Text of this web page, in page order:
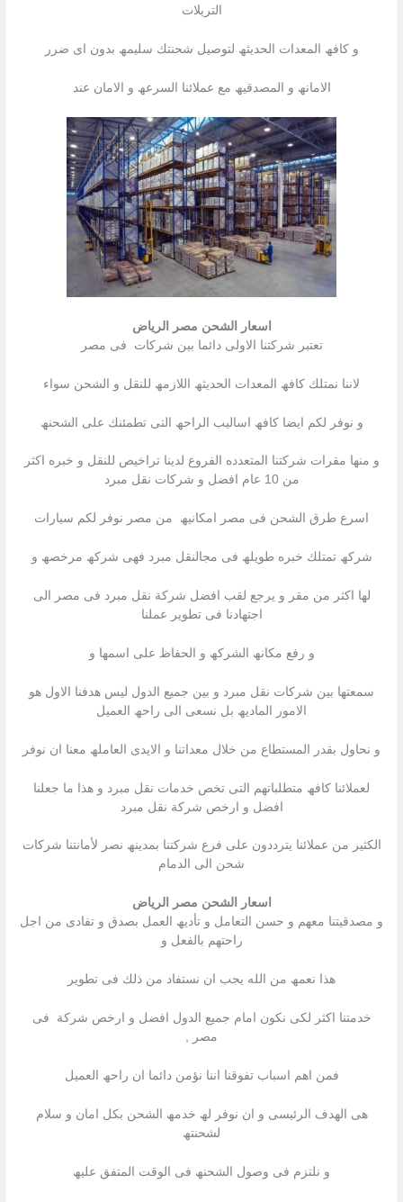
التریلات
و كافھ المعدات الحدیثھ لتوصیل شحنتك سلیمھ بدون اى ضرر
الامانھ و المصدقیھ مع عملائنا السرعھ و الامان عند
اسعار الشحن مصر الرياض
تعتبر شركتنا الاولى دائما بین شركات فى مصر
لاننا نمتلك كافھ المعدات الحدیثھ اللازمھ للنقل و الشحن سواء
و نوفر لكم ایضا كافھ اسالیب الراحھ التى تطمئنك على الشحنھ
و منھا مقرات شركتنا المتعدده الفروع لدینا تراخیص للنقل و خبره اكثر
من 10 عام افضل و شركات نقل مبرد
اسرع طرق الشحن فى مصر امكانیھ من مصر نوفر لكم سیارات
شركھ تمتلك خبره طویلھ فى مجالنقل مبرد فھى شركھ مرخصھ و
لھا اكثر من مقر و یرجع لقب افضل شركة نقل مبرد فى مصر الى
اجتھادنا فى تطویر عملنا
و رفع مكانھ الشركھ و الحفاظ على اسمھا و
سمعتھا بین شركات نقل مبرد و بین جمیع الدول لیس ھدفنا الاول ھو
الامور المادیھ بل نسعى الى راحھ العمیل
و نحاول بقدر المستطاع من خلال معداتنا و الایدى العاملھ معنا ان نوفر
لعملائنا كافھ متطلباتھم التى تخص خدمات نقل مبرد و ھذا ما جعلنا
افضل و ارخص شركة نقل مبرد
الكثیر من عملائنا یترددون على فرع شركتنا بمدینھ نصر لأمانتنا شركات
شحن الى الدمام
اسعار الشحن مصر الرياض
و مصدقیتنا معھم و حسن التعامل و تأدیھ العمل بصدق و تفادى من اجل
راحتھم بالفعل و
ھذا نعمھ من الله یجب ان نستفاد من ذلك فى تطویر
خدمتنا اكثر لكى نكون امام جمیع الدول افضل و ارخص شركة فى
مصر ,
فمن اھم اسباب تفوقنا اننا نؤمن دائما ان راحھ العمیل
ھى الھدف الرئیسى و ان نوفر لھ خدمھ الشحن بكل امان و سلام
لشحنتھ
و نلتزم فى وصول الشحنھ فى الوقت المتفق علیھ